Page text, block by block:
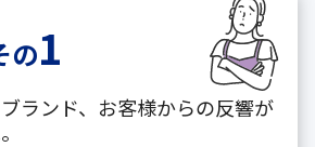
の1
ランド、お客様からの反響が